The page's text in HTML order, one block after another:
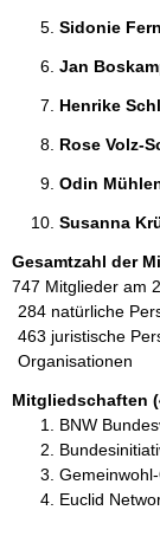
Sidonie
Jan
Henrike
Rose Volz-
Odin
Susanna
Gesamtzahl der
747 Mitglieder am
284 natürliche
463 juristische
Organisationen
Mitgliedschaften
BNW
Euclid